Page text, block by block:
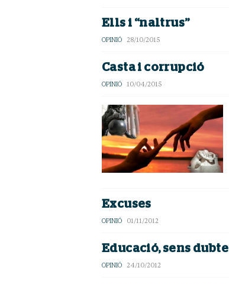
Ells i “naltrus”
OPINIÓ 28/10/2015
Casta i corrupció
OPINIÓ 10/04/2015
Excuses
OPINIÓ 01/11/2012
Educació, sens dubte
OPINIÓ 24/10/2012